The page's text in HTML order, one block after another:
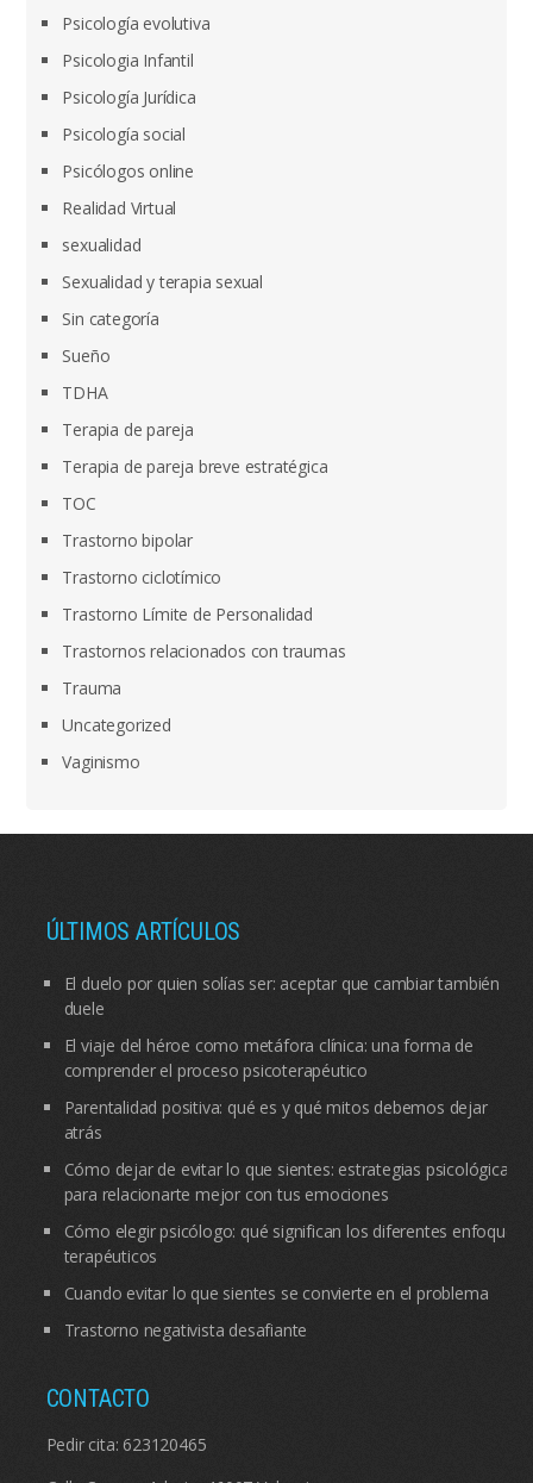
Psicología evolutiva
Psicologia Infantil
Psicología Jurídica
Psicología social
Psicólogos online
Realidad Virtual
sexualidad
Sexualidad y terapia sexual
Sin categoría
Sueño
TDHA
Terapia de pareja
Terapia de pareja breve estratégica
TOC
Trastorno bipolar
Trastorno ciclotímico
Trastorno Límite de Personalidad
Trastornos relacionados con traumas
Trauma
Uncategorized
Vaginismo
ÚLTIMOS ARTÍCULOS
El duelo por quien solías ser: aceptar que cambiar también
duele
El viaje del héroe como metáfora clínica: una forma de
comprender el proceso psicoterapéutico
Parentalidad positiva: qué es y qué mitos debemos dejar
atrás
Cómo dejar de evitar lo que sientes: estrategias psicológicas
para relacionarte mejor con tus emociones
Cómo elegir psicólogo: qué significan los diferentes enfoques
terapéuticos
Cuando evitar lo que sientes se convierte en el problema
Trastorno negativista desafiante
CONTACTO
Pedir cita: 623120465